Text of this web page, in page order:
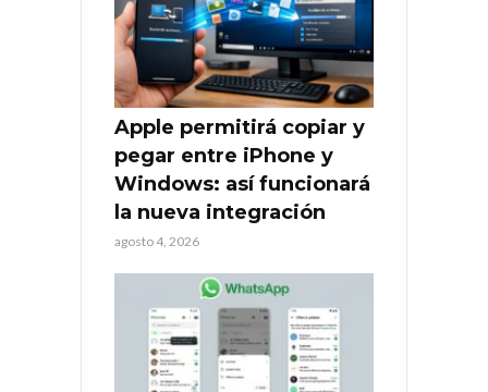
Apple permitirá copiar y
pegar entre iPhone y
Windows: así funcionará
la nueva integración
agosto 4, 2026